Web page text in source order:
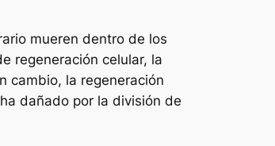
mueren dentro de los
regeneración celular, la
cambio, la regeneración
dañado por la división de